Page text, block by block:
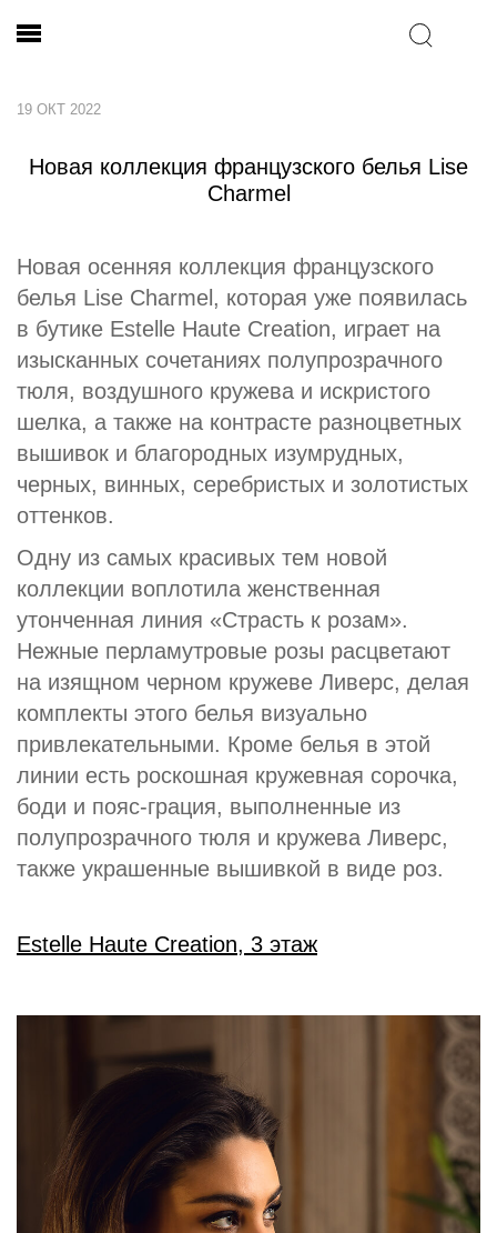
19 ОКТ 2022
Новая коллекция французского белья Lise
Charmel
Новая осенняя коллекция французского
белья Lise Charmel, которая уже появилась
в бутике Estelle Haute Creation, играет на
изысканных сочетаниях полупрозрачного
тюля, воздушного кружева и искристого
шелка, а также на контрасте разноцветных
вышивок и благородных изумрудных,
черных, винных, серебристых и золотистых
оттенков.
Одну из самых красивых тем новой
коллекции воплотила женственная
утонченная линия «Страсть к розам».
Нежные перламутровые розы расцветают
на изящном черном кружеве Ливерс, делая
комплекты этого белья визуально
привлекательными. Кроме белья в этой
линии есть роскошная кружевная сорочка,
боди и пояс-грация, выполненные из
полупрозрачного тюля и кружева Ливерс,
также украшенные вышивкой в виде роз.
Estelle Haute Creation, 3 этаж